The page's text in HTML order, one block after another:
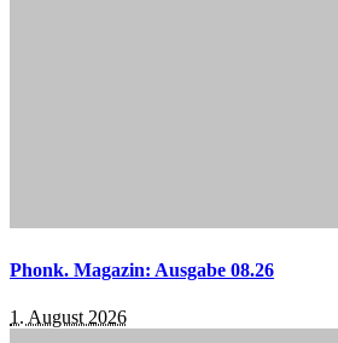
Phonk. Magazin: Ausgabe 08.26
1. August 2026